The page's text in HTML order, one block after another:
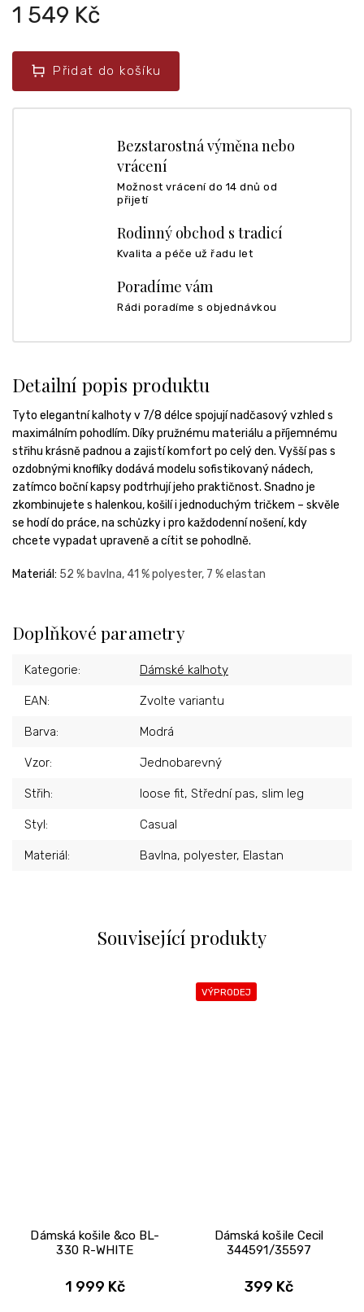
1 549 Kč
Přidat do košíku
Bezstarostná výměna nebo
vrácení
Možnost vrácení do 14 dnů od
přijetí
Rodinný obchod s tradicí
Kvalita a péče už řadu let
Poradíme vám
Rádi poradíme s objednávkou
Související produkty
Dámská košile &co BL-
330 R-WHITE
1 999 Kč
VÝPRODEJ
Dámská košile Cecil
344591/35597
399 Kč
Detailní popis produktu
Tyto elegantní kalhoty v 7/8 délce spojují nadčasový vzhled s
maximálním pohodlím. Díky pružnému materiálu a příjemnému
střihu krásně padnou a zajistí komfort po celý den. Vyšší pas s
ozdobnými knoflíky dodává modelu sofistikovaný nádech,
zatímco boční kapsy podtrhují jeho praktičnost. Snadno je
zkombinujete s halenkou, košilí i jednoduchým tričkem – skvěle
se hodí do práce, na schůzky i pro každodenní nošení, kdy
chcete vypadat upraveně a cítit se pohodlně.
Materiál: 52 % bavlna, 41 % polyester, 7 % elastan
Doplňkové parametry
Kategorie: Dámské kalhoty
EAN: Zvolte variantu
Barva: Modrá
Vzor: Jednobarevný
Střih: loose fit, Střední pas, slim leg
Styl: Casual
Materiál: Bavlna, polyester, Elastan